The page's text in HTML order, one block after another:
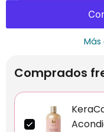
Comprados